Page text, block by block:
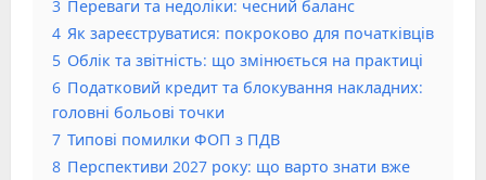
3 Переваги та недоліки: чесний баланс
4 Як зареєструватися: покроково для початківців
5 Облік та звітність: що змінюється на практиці
6 Податковий кредит та блокування накладних:
головні больові точки
7 Типові помилки ФОП з ПДВ
8 Перспективи 2027 року: що варто знати вже